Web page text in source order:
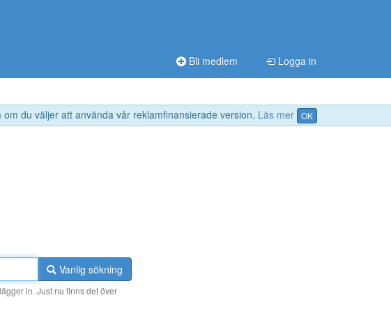
du väljer att använda vår reklamfinansierade version. Läs mer OK
Bli medlem Logga in
Vanlig sökning
in. Just nu finns det över